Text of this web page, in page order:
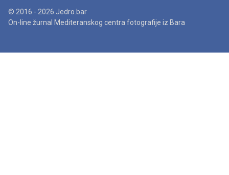
© 2016 - 2026 Jedro.bar
On-line žurnal Mediteranskog centra fotografije iz Bara